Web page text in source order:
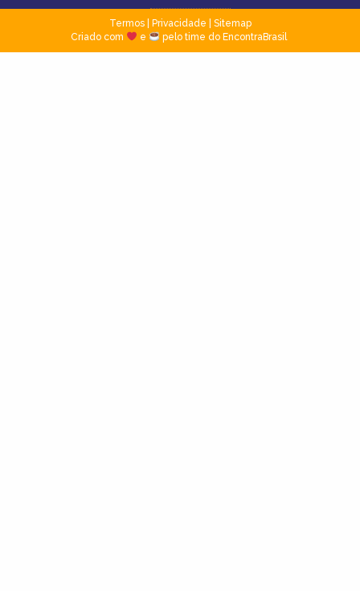
Termos| Privacidade
Sitemap
Criado com
e pelo time do EncontraBrasil